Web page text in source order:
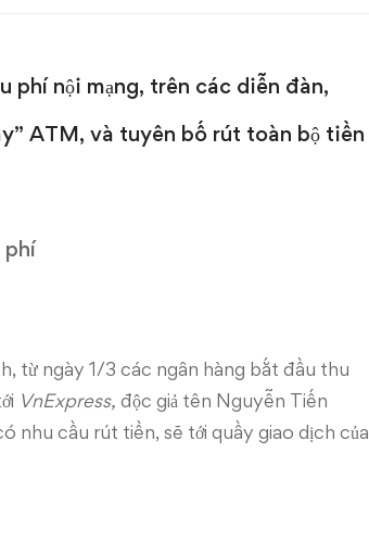
phí nội mạng, trên các diễn đàn,
ATM, và tuyên bố rút toàn bộ tiền
phí
từ ngày 1/3 các ngân hàng bắt đầu thu
VnExpress, độc giả tên Nguyễn Tiến
nhu cầu rút tiền, sẽ tới quầy giao dịch của